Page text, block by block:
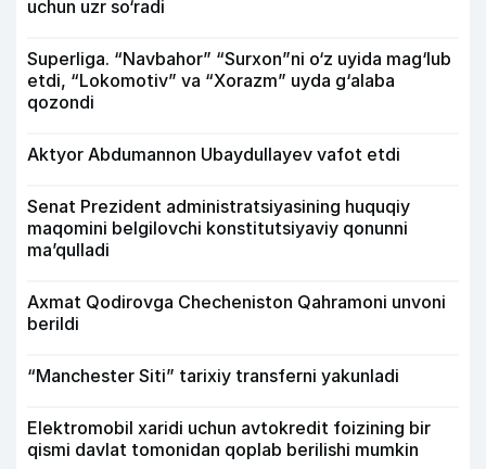
uchun uzr so‘radi
Superliga. “Navbahor” “Surxon”ni o‘z uyida mag‘lub
etdi, “Lokomotiv” va “Xorazm” uyda g‘alaba
qozondi
Aktyor Abdu­mannon Ubaydullayev vafot etdi
Senat Prezident administratsiyasining huquqiy
maqomini belgilovchi konstitutsiyaviy qonunni
ma’qulladi
Axmat Qodirovga Checheniston Qahramoni unvoni
berildi
“Manchester Siti” tarixiy transferni yakunladi
Elektromobil xaridi uchun avtokredit foizining bir
qismi davlat tomonidan qoplab berilishi mumkin